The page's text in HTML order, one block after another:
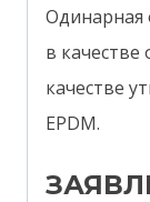
Одинарная
в качестве
качестве
EPDM.